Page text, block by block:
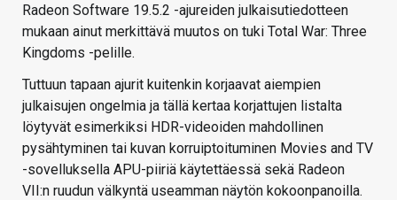
Radeon Software 19.5.2 -ajureiden julkaisutiedotteen
mukaan ainut merkittävä muutos on tuki Total War: Three
Kingdoms -pelille.
Tuttuun tapaan ajurit kuitenkin korjaavat aiempien
julkaisujen ongelmia ja tällä kertaa korjattujen listalta
löytyvät esimerkiksi HDR-videoiden mahdollinen
pysähtyminen tai kuvan korruiptoituminen Movies and TV
-sovelluksella APU-piiriä käytettäessä sekä Radeon
VII:n ruudun välkyntä useamman näytön kokoonpanoilla.